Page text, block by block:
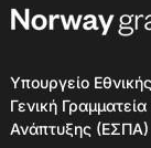
Υπουργείο
Γενική
Ανάπτυξης (ΕΣΠΑ)